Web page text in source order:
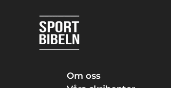
Om oss